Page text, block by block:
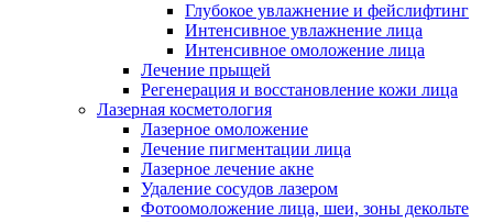
Глубокое увлажнение и фейслифтинг
Интенсивное увлажнение лица
Интенсивное омоложение лица
Лечение прыщей
Регенерация и восстановление кожи лица
Лазерная косметология
Лазерное омоложение
Лечение пигментации лица
Лазерное лечение акне
Удаление сосудов лазером
Фотоомоложение лица, шеи, зоны декольте